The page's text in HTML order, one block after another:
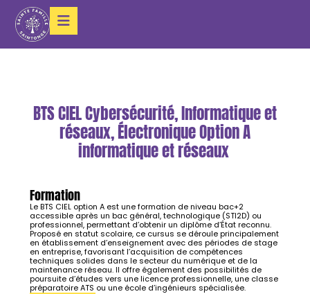
BTS CIEL Cybersécurité, Informatique et
réseaux, Électronique Option A
informatique et réseaux
Formation
Le BTS CIEL option A est une formation de niveau bac+2
accessible après un bac général, technologique (STI2D) ou
professionnel, permettant d’obtenir un diplôme d’État reconnu.
Proposé en statut scolaire, ce cursus se déroule principalement
en établissement d’enseignement avec des périodes de stage
en entreprise, favorisant l’acquisition de compétences
techniques solides dans le secteur du numérique et de la
maintenance réseau. Il offre également des possibilités de
poursuite d’études vers une licence professionnelle, une classe
préparatoire ATS ou une école d’ingénieurs spécialisée.